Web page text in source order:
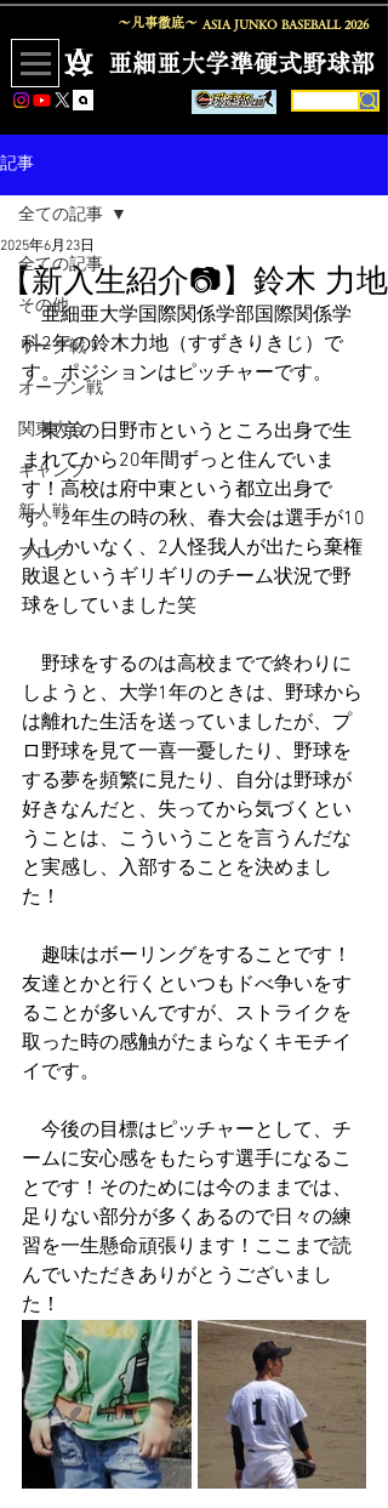
〜凡事徹底〜 ASIA JUNKO BASEBALL 2026
​亜細亜大学準硬式野球部
記事
全ての記事
その他
リーグ戦
オープン戦
関東大会
キャンプ
新人戦
ブログ
全ての記事
【新入生紹介📷】鈴木 力地
2025年6月23日
亜細亜大学国際関係学部国際関係学
科2年の鈴木力地（すずきりきじ）で
す。ポジションはピッチャーです。
東京の日野市というところ出身で生
まれてから20年間ずっと住んでいま
す！高校は府中東という都立出身で
す。2年生の時の秋、春大会は選手が10
人しかいなく、2人怪我人が出たら棄権
敗退というギリギリのチーム状況で野
球をしていました笑
野球をするのは高校までで終わりに
しようと、大学1年のときは、野球から
は離れた生活を送っていましたが、プ
ロ野球を見て一喜一憂したり、野球を
する夢を頻繁に見たり、自分は野球が
好きなんだと、失ってから気づくとい
うことは、こういうことを言うんだな
と実感し、入部することを決めまし
た！
趣味はボーリングをすることです！
友達とかと行くといつもドべ争いをす
ることが多いんですが、ストライクを
取った時の感触がたまらなくキモチイ
イです。
今後の目標はピッチャーとして、チ
ームに安心感をもたらす選手になるこ
とです！そのためには今のままでは、
足りない部分が多くあるので日々の練
習を一生懸命頑張ります！ここまで読
んでいただきありがとうございまし
た！